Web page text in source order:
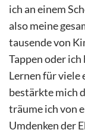
ich an einem
also meine
tausende von
Tappen oder
Lernen für viele
bestärkte mich
träume ich von
Umdenken der